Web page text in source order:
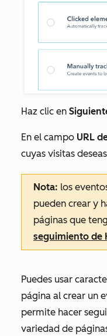
Haz clic en
En el campo URL
cuyas visitas
Nota: los
pueden crear y
páginas que
seguimiento de
Puedes usar
página al crear un
permite hacer
variedad de